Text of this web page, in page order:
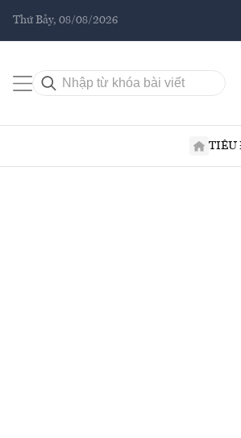
Thứ Bảy, 08/08/2026
TIÊU